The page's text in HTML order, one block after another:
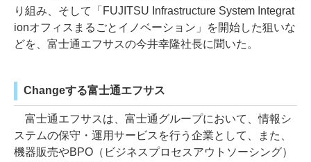
り組み、そして「FUJITSU Infrastructure System Integrat
ionオフィスまるごとイノベーション」を開始した狙いな
どを、富士通エフサスの今井幸隆社長に聞いた。
Changeする富士通エフサス
富士通エフサスは、富士通グループにおいて、情報シ
ステムの保守・運用サービスを行う企業として、また、
機器販売やBPO（ビジネスプロセスアウトソーシング）